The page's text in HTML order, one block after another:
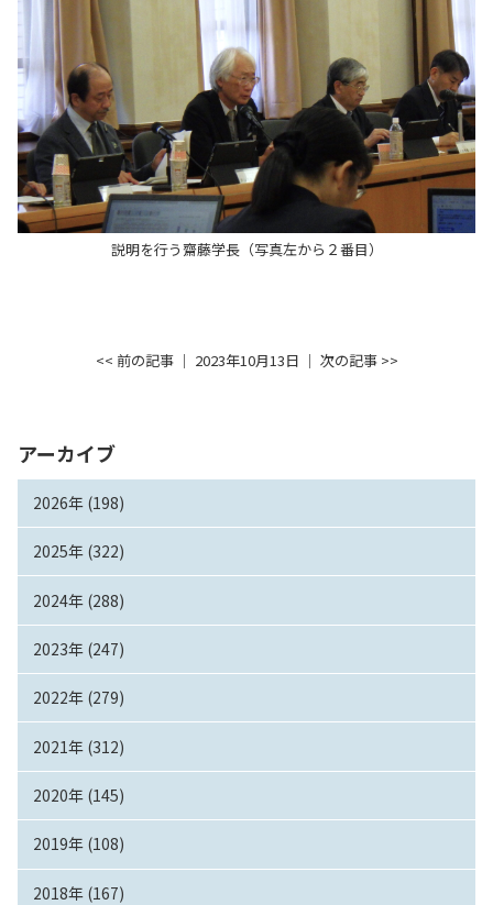
アーカイブ
2026年 (198)
2025年 (322)
2024年 (288)
2023年 (247)
2022年 (279)
2021年 (312)
2020年 (145)
2019年 (108)
2018年 (167)
説明を行う齋藤学長（写真左から２番目）
<< 前の記事│ 2023年10月13日 │ 次の記事 >>